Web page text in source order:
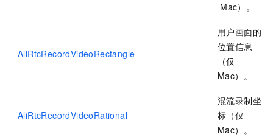
Mac）。
AliRtcRecordVideoRectangle
用户画面的
位置信息
（仅
Mac）。
AliRtcRecordVideoRational
混流录制坐
标（仅
Mac）。